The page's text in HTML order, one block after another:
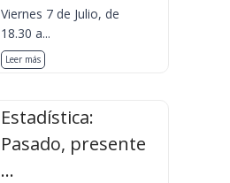
Viernes 7 de Julio, de
18.30 a...
Leer más
Estadística:
Pasado, presente
...